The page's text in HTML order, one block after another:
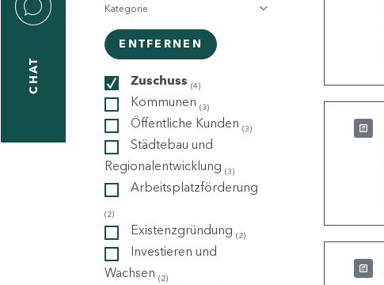
CHAT
Kategorie
ENTFERNEN
Zuschuss (4)
Kommunen (3)
Öffentliche Kunden (3)
Städtebau und
Regionalentwicklung (3)
Arbeitsplatzförderung
(2)
Existenzgründung (2)
Investieren und
Wachsen (2)